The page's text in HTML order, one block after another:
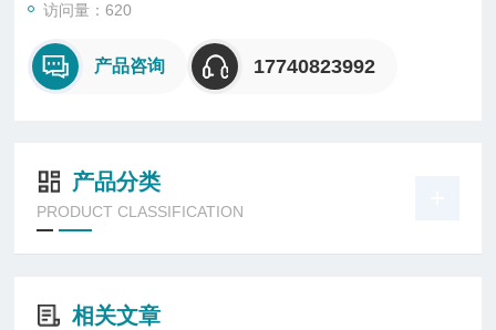
访问量：620
产品咨询 17740823992
产品分类
PRODUCT CLASSIFICATION
相关文章